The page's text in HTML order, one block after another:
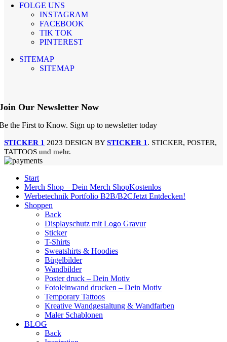
FOLGE UNS
INSTAGRAM
FACEBOOK
TIK TOK
PINTEREST
SITEMAP
SITEMAP
Our Newsletter Now
the First to Know. Sign up to newsletter today
STICKER 1 2023 DESIGN BYSTICKER 1. STICKER, POSTER,
TATTOOS und mehr.
Start
Merch Shop – Dein Merch ShopKostenlos
Werbetechnik Portfolio B2B/B2CJetzt Entdecken!
Shoppen
Back
Displayschutz mit Logo Gravur
Sticker
T-Shirts
Sweatshirts & Hoodies
Bügelbilder
Wandbilder
Poster druck – Dein Motiv
Fotoleinwand drucken – Dein Motiv
Temporary Tattoos
Kreative Wandgestaltung & Wandfarben
Maler Schablonen
BLOG
Back